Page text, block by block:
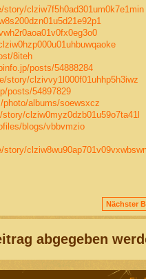
story/clziw7f5h0ad301um0k7e1min
8iteh
posts/54888284
story/clzivvy1l000f01uhhp5h3iwz
posts/54897829
albums/soewsxcz
clziw0myz0dzb01u59o7ta41l
blogs/vbbvmzio
story/
Nächster
abgegeben